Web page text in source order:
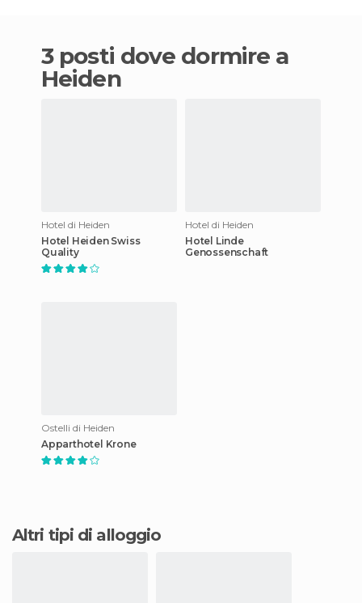
3 posti dove dormire a
Heiden
Hotel di Heiden
Hotel Heiden Swiss
Quality
Hotel di Heiden
Hotel Linde
Genossenschaft
Ostelli di Heiden
Apparthotel Krone
Altri tipi di alloggio